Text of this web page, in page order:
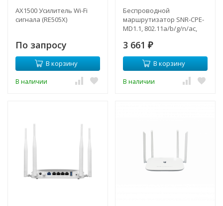
AX1500 Усилитель Wi-Fi
сигнала (RE505X)
По запросу
В корзину
В наличии
Беспроводной
маршрутизатор SNR-CPE-
MD1.1, 802.11a/b/g/n/ac,
3 661 ₽
В корзину
В наличии